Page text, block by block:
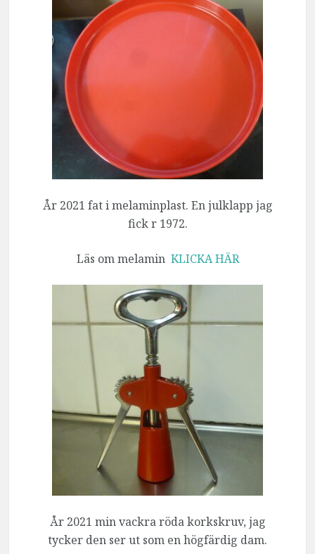
År 2021 fat i melaminplast. En julklapp jag
fick r 1972.
Läs om melamin KLICKA HÄR
År 2021 min vackra röda korkskruv, jag
tycker den ser ut som en högfärdig dam.